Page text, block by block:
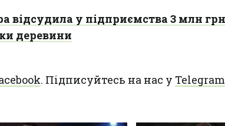
відсудила у підприємства 3 млн грн
деревини
. Підписуйтесь на нас у Telegram